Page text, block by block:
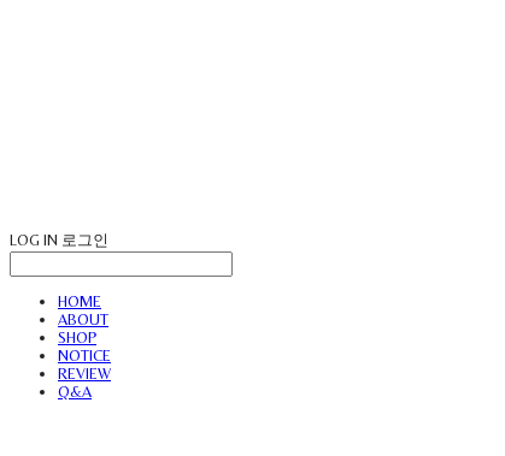
LOG IN 로그인
HOME
ABOUT
SHOP
NOTICE
REVIEW
Q&A